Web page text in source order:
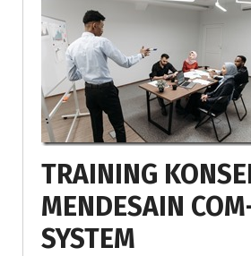
TRAINING
MENDESAIN
SYSTEM